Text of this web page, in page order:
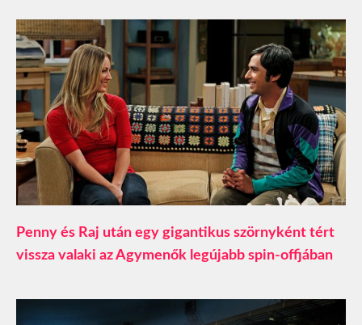
Penny és Raj után egy gigantikus szörnyként tért
vissza valaki az Agymenők legújabb spin-offjában